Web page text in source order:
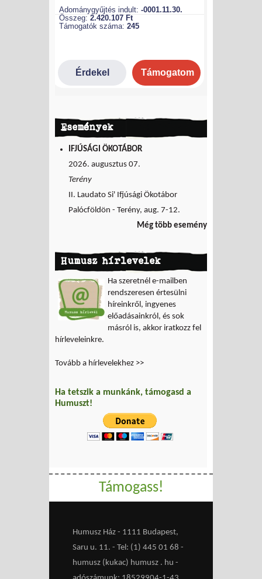
Események
IFJÚSÁGI ÖKOTÁBOR
2026. augusztus 07.
Terény
II. Laudato Si' Ifjúsági Ökotábor
Palócföldön - Terény, aug. 7-12.
Még több esemény
Humusz hírlevelek
Ha szeretnél e-mailben
rendszeresen értesülni
híreinkről, ingyenes
előadásainkról, és sok
másról is, akkor iratkozz fel
hírleveleinkre.
Tovább a hírlevelekhez >>
Ha tetszik a munkánk, támogasd a
Humuszt!
Támogass!
Humusz Ház - 1111 Budapest,
Saru u. 11. - Tel: (1) 445 01 68 -
humusz (kukac) humusz . hu -